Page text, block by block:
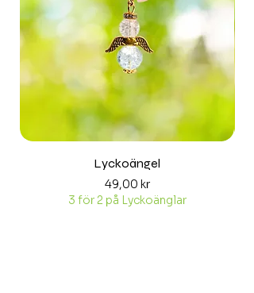
Lyckoängel
Pris
49,00 kr
3 för 2 på Lyckoänglar